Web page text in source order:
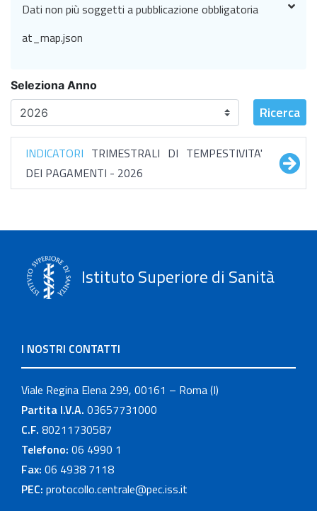
Seleziona Anno
Ricerca
INDICATORI TRIMESTRALI DI TEMPESTIVITA'
DEI PAGAMENTI - 2026
Dati non più soggetti a pubblicazione obbligatoria
at_map.json
Istituto Superiore di Sanità
I NOSTRI CONTATTI
Viale Regina Elena 299, 00161 – Roma (I)
Partita I.V.A. 03657731000
C.F. 80211730587
Telefono: 06 4990 1
Fax: 06 4938 7118
PEC: protocollo.centrale@pec.iss.it